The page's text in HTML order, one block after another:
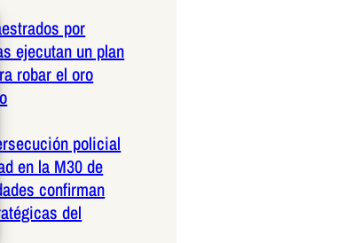
por
ejecutan un plan
robar el oro
policial
en la M30 de
confirman
del